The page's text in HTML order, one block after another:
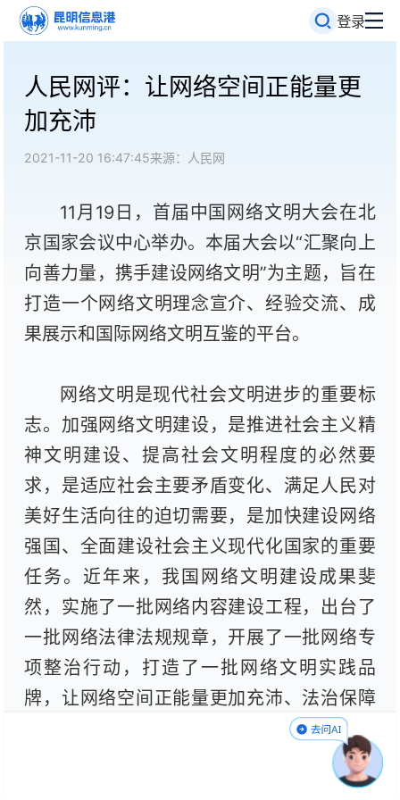
登录
人民网评：让网络空间正能量更
加充沛
2021-11-20 16:47:45来源：人民网
11月19日，首届中国网络文明大会在北
京国家会议中心举办。 本届大会以“汇聚向上
向善力量，携手建设网络文明”为主题，旨在
打造一个网络文明理念宣介、经验交流、成
果展示和国际网络文明互鉴的平台。
网络文明是现代社会文明进步的重要标
志。加强网络文明建设，是推进社会主义精
神文明建设、提高社会文明程度的必然要
求，是适应社会主要矛盾变化、满足人民对
美好生活向往的迫切需要，是加快建设网络
强国、全面建设社会主义现代化国家的重要
任务。近年来，我国网络文明建设成果斐
然，实施了一批网络内容建设工程，出台了
一批网络法律法规规章，开展了一批网络专
项整治行动，打造了一批网络文明实践品
牌，让网络空间正能量更加充沛、法治保障
更加有力、生态环境更加清朗、文明风尚更